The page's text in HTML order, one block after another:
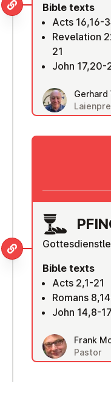
Bible texts
Acts 16,16-
Revelation
21
John 17,20-
Gerhard
Bible texts
Acts 2,1-21
Romans
John 14,8-
Frank
Pastor